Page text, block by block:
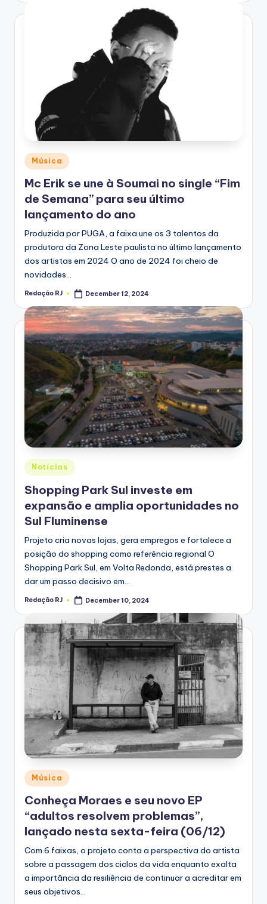
Posted
in
Música
Mc Erik se une à Soumai no single “Fim
de Semana” para seu último
lançamento do ano
Produzida por PUGA, a faixa une os 3 talentos da
produtora da Zona Leste paulista no último lançamento
dos artistas em 2024 O ano de 2024 foi cheio de
novidades…
Posted
Redação RJ December 12, 2024
Posted
Notícias
Shopping Park Sul investe em
expansão e amplia oportunidades no
Sul Fluminense
Projeto cria novas lojas, gera empregos e fortalece a
posição do shopping como referência regional O
Shopping Park Sul, em Volta Redonda, está prestes a
dar um passo decisivo em…
Posted
Redação RJ December 10, 2024
Posted
in
Música
Conheça Moraes e seu novo EP
“adultos resolvem problemas”,
lançado nesta sexta-feira (06/12)
Com 6 faixas, o projeto conta a perspectiva do artista
sobre a passagem dos ciclos da vida enquanto exalta
a importância da resiliência de continuar a acreditar em
seus objetivos…